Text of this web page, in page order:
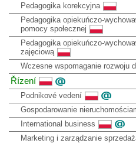
Pedagogika korekcyjna
Pedagogika opiekuńczo-
pomocy społecznej
Pedagogika opiekuńczo-
zajęciową
Wczesne wspomaganie rozwoju
Řízení
Podnikové vedení
Gospodarowanie
International business
Marketing i zarządzanie